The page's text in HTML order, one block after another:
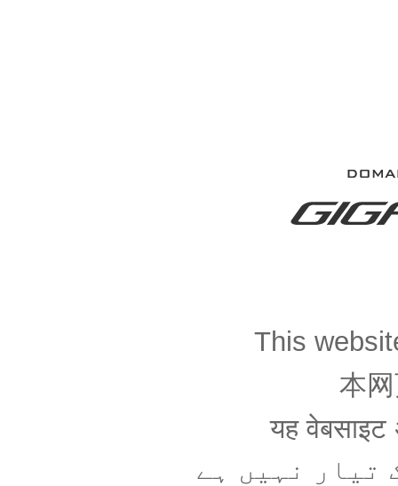
This
本
यह वेबसाइट
تیار نہیں ہے